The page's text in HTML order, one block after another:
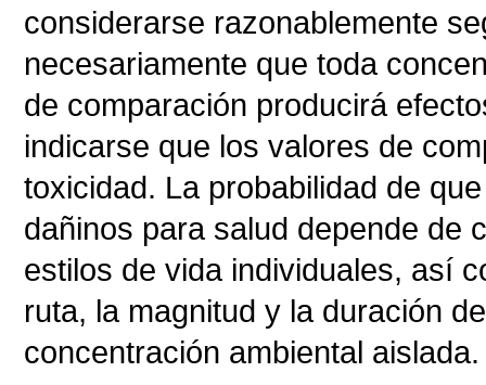
considerarse razonablemente
necesariamente que toda
de comparación producirá
indicarse que los valores de
toxicidad. La probabilidad de
dañinos para salud depende de
estilos de vida individuales, así
ruta, la magnitud y la duración
concentración ambiental aislada.